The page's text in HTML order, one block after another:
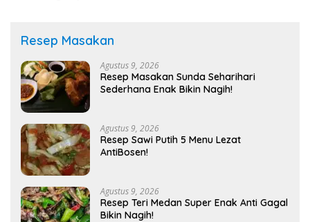
Resep Masakan
Agustus 9, 2026
Resep Masakan Sunda Seharihari
Sederhana Enak Bikin Nagih!
Agustus 9, 2026
Resep Sawi Putih 5 Menu Lezat
AntiBosen!
Agustus 9, 2026
Resep Teri Medan Super Enak Anti Gagal
Bikin Nagih!